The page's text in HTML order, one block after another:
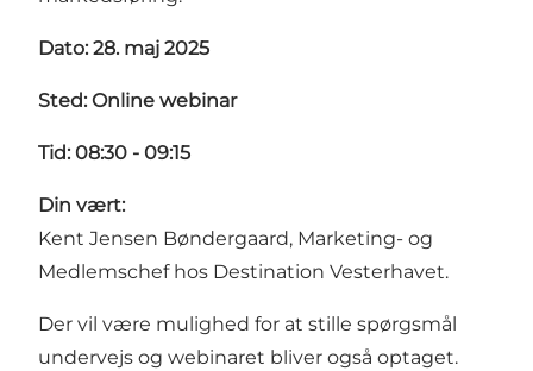
Dato: 28. maj 2025
Sted: Online webinar
Tid: 08:30 - 09:15
Din vært:
Kent Jensen Bøndergaard, Marketing- og
Medlemschef hos Destination Vesterhavet.
Der vil være mulighed for at stille spørgsmål
undervejs og webinaret bliver også optaget.